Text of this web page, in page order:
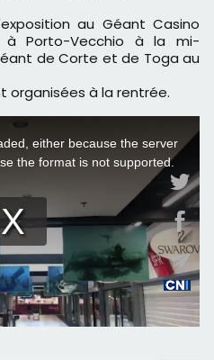
au Géant Casino
à Porto-Vecchio à la mi-
de Corte et de Toga au
organisées à la rentrée.